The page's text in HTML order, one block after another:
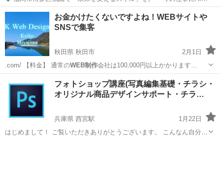
取り入れたい」「未経験からWebデザインに挑戦したい」「事務職の
ためにExcelを極めたい」 LIBE PC SCHOOL（ライブ パソコンスクー
ル）は...
福岡 福岡市 櫛田神社前駅 パソコン
お金かけたくないですよね！WEBサイトや
SNSで集客
秋田県 秋田市
2月1日
.com/ 【料金】 通常のWEB制作会社は100,000円以上かかります…
パソコン お金
フォトショップ講座(写真編集基礎・チラシ・
オリジナル商品デザインサポート・チラ…
兵庫県 西宮駅
1月22日
はじめまして！ ご覧いただきありがとうございます。 こんなん自分で